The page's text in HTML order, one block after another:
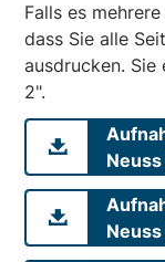
Falls es
dass Sie alle
ausdrucken. Sie
2".
Neuss